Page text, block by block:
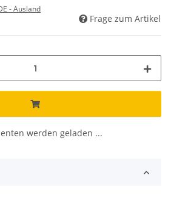
- Ausland
Frage zum Artikel
werden geladen ...